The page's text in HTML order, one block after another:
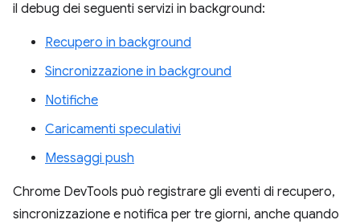
il debug dei seguenti servizi in background:
Recupero in background
Sincronizzazione in background
Notifiche
Caricamenti speculativi
Messaggi push
Chrome DevTools può registrare gli eventi di recupero,
sincronizzazione e notifica per tre giorni, anche quando